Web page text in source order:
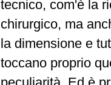
tecnico, com'è la
chirurgico, ma
la dimensione e
toccano proprio